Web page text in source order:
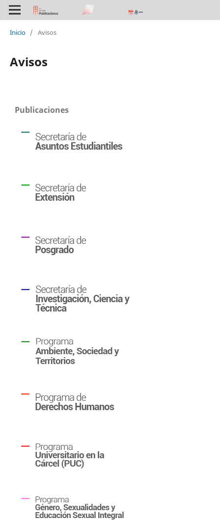
Inicio / Avisos
Avisos
Publicaciones